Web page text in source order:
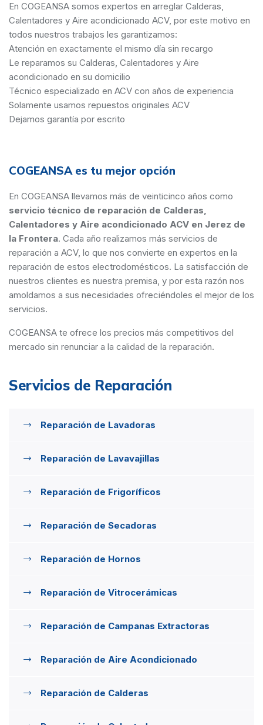
En COGEANSA somos expertos en arreglar Calderas,
Calentadores y Aire acondicionado ACV, por este motivo en
todos nuestros trabajos les garantizamos:
Atención en exactamente el mismo día sin recargo
Le reparamos su Calderas, Calentadores y Aire
acondicionado en su domicilio
Técnico especializado en ACV con años de experiencia
Solamente usamos repuestos originales ACV
Dejamos garantía por escrito
COGEANSA es tu mejor opción
En COGEANSA llevamos más de veinticinco años como
servicio técnico de reparación de Calderas,
Calentadores y Aire acondicionado ACV en Jerez de
la Frontera. Cada año realizamos más servicios de
reparación a ACV, lo que nos convierte en expertos en la
reparación de estos electrodomésticos. La satisfacción de
nuestros clientes es nuestra premisa, y por esta razón nos
amoldamos a sus necesidades ofreciéndoles el mejor de los
servicios.
COGEANSA te ofrece los precios más competitivos del
mercado sin renunciar a la calidad de la reparación.
Servicios de Reparación
Reparación de Lavadoras
Reparación de Lavavajillas
Reparación de Frigoríficos
Reparación de Secadoras
Reparación de Hornos
Reparación de Vitrocerámicas
Reparación de Campanas Extractoras
Reparación de Aire Acondicionado
Reparación de Calderas